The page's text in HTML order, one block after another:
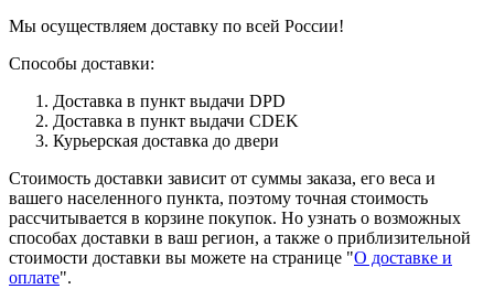
Мы осуществляем доставку по всей России!
Способы доставки:
Доставка в пункт выдачи DPD
Доставка в пункт выдачи CDEK
Курьерская доставка до двери
Стоимость доставки зависит от суммы заказа, его веса и
вашего населенного пункта, поэтому точная стоимость
рассчитывается в корзине покупок. Но узнать о возможных
способах доставки в ваш регион, а также о приблизительной
стоимости доставки вы можете на странице "О доставке и
оплате".